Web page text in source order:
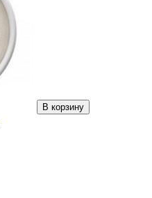
В корзину